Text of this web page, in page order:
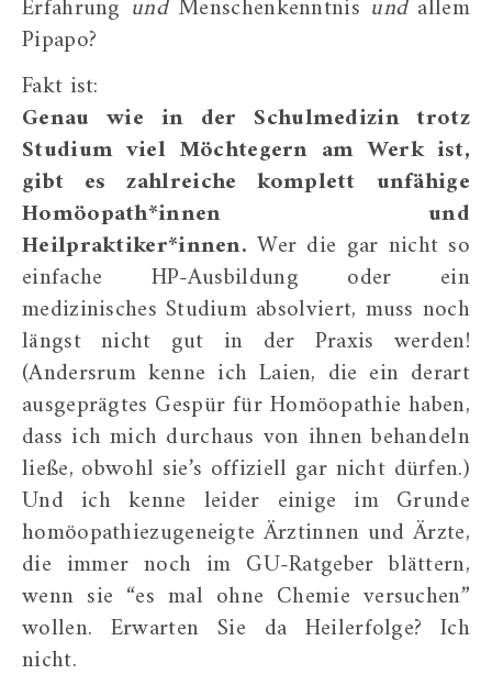
Erfahrung undMenschenkenntnis undallem
Pipapo?
Fakt ist:
Genau wie in der Schulmedizin trotz
Studium viel Möchtegern am Werk ist,
gibt es zahlreiche komplett unfähige
Homöopath*innen und
Heilpraktiker*innen. Wer die gar nicht so
einfache HP-Ausbildung oder ein
medizinisches Studium absolviert, muss noch
längst nicht gut in der Praxis werden!
(Andersrum kenne ich Laien, die ein derart
ausgeprägtes Gespür für Homöopathie haben,
dass ich mich durchaus von ihnen behandeln
ließe, obwohl sie’s offiziell gar nicht dürfen.)
Und ich kenne leider einige im Grunde
homöopathiezugeneigte Ärztinnen und Ärzte,
die immer noch im GU-Ratgeber blättern,
wenn sie “es mal ohne Chemie versuchen”
wollen. Erwarten Sie da Heilerfolge? Ich
nicht.